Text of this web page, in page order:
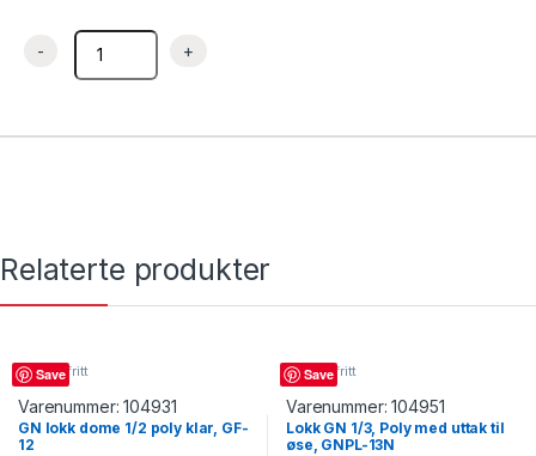
Lokk GN 1/2, Poly hengslet, åpent og uttak til øser, GNPL-12
Relaterte produkter
Save
GN rustfritt
Varenummer:104931
GN lokk dome 1/2 poly klar, GF-
12
Save
GN rustfritt
Varenummer:104951
Lokk GN 1/3, Poly med uttak til
øse, GNPL-13N